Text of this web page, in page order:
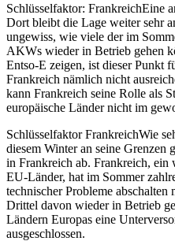
Schlüsselfaktor: FrankreichEine
Dort bleibt die Lage weiter sehr
ungewiss, wie viele der im
AKWs wieder in Betrieb gehen
Entso-E zeigen, ist dieser Punkt
Frankreich nämlich nicht
kann Frankreich seine Rolle als
europäische Länder nicht im
Schlüsselfaktor FrankreichWie
diesem Winter an seine Grenzen
in Frankreich ab. Frankreich,
EU-Länder, hat im Sommer
technischer Probleme
Drittel davon wieder in Betrieb
Ländern Europas eine
ausgeschlossen.